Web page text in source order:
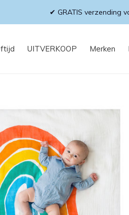
UITVERKOOP Merken
✔ GRATIS verzending